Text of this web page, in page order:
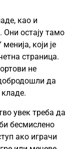
као и
Они остају тамо
који је
страница.
не
да
кладе.
увек треба да
бесмислено
ако играчи